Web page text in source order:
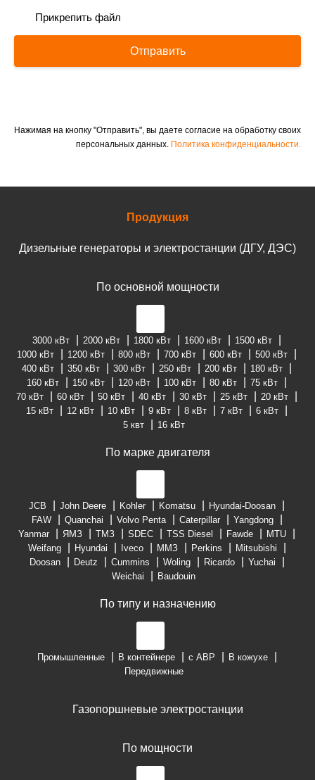
Прикрепить файл
Отправить
Нажимая на кнопку "Отправить", вы даете согласие на обработку своих
персональных данных. Политика конфиденциальности.
Продукция
Дизельные генераторы и электростанции (ДГУ, ДЭС)
По основной мощности
3000 кВт 2000 кВт 1800 кВт 1600 кВт
1500 кВт
1000 кВт
1200 кВт 800 кВт 700 кВт 600 кВт
500 кВт
400 кВт
350 кВт 300 кВт 250 кВт 200 кВт
180 кВт
160 кВт
150 кВт 120 кВт 100 кВт 80 кВт
75 кВт
70 кВт
60 кВт 50 кВт 40 кВт 30 кВт 25 кВт
20 кВт
15 кВт
12 кВт 10 кВт 9 кВт 8 кВт 7 кВт
6 кВт
5 квт
16 кВт
По марке двигателя
JCB John Deere Kohler Komatsu
Hyundai-Doosan
FAW
Quanchai Volvo Penta Caterpillar
Yangdong
Yanmar
ЯМЗ ТМЗ SDEC TSS Diesel Fawde
MTU
Weifang
Hyundai Iveco ММЗ Perkins
Mitsubishi
Doosan
Deutz Cummins Woling Ricardo
Yuchai
Weichai
Baudouin
По типу и назначению
Промышленные В контейнере с АВР
В кожухе
Передвижные
Газопоршневые электростанции
По мощности